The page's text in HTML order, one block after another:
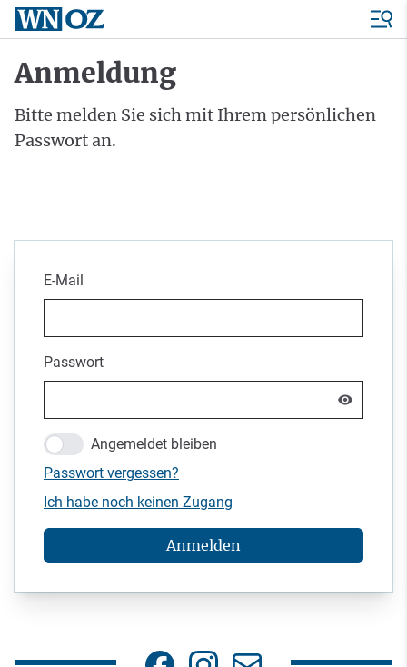
Anmeldung
Bitte melden Sie sich mit Ihrem persönlichen
Passwort an.
E-Mail
Passwort
Angemeldet bleiben
Passwort vergessen?
Ich habe noch keinen Zugang
Anmelden